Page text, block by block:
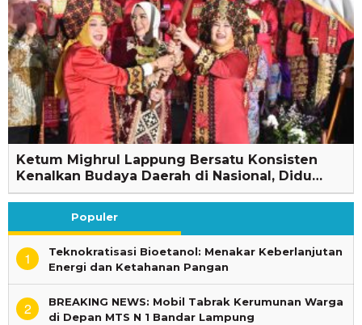
Ketum Mighrul Lappung Bersatu Konsisten
Kenalkan Budaya Daerah di Nasional, Didu…
Populer
1
Teknokratisasi Bioetanol: Menakar Keberlanjutan
Energi dan Ketahanan Pangan
2
BREAKING NEWS: Mobil Tabrak Kerumunan Warga
di Depan MTS N 1 Bandar Lampung